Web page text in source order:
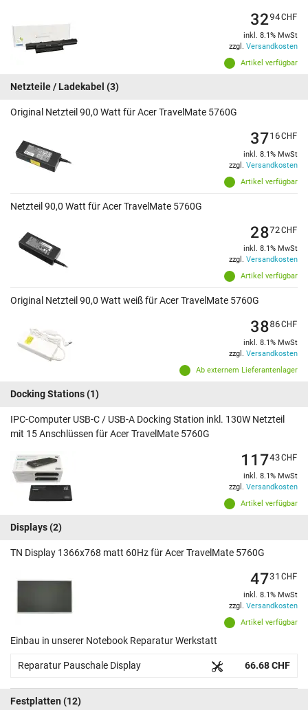
Artikel verfügbar
3294CHF
inkl. 8.1% MwSt
zzgl. Versandkosten
Netzteile / Ladekabel (3)
Original Netzteil 90,0 Watt für Acer TravelMate 5760G
Artikel verfügbar
3716CHF
inkl. 8.1% MwSt
zzgl. Versandkosten
Netzteil 90,0 Watt für Acer TravelMate 5760G
Artikel verfügbar
2872CHF
inkl. 8.1% MwSt
zzgl. Versandkosten
Original Netzteil 90,0 Watt weiß für Acer TravelMate 5760G
Ab externem Lieferantenlager
3886CHF
inkl. 8.1% MwSt
zzgl. Versandkosten
Docking Stations(1)
IPC-Computer USB-C / USB-A Docking Station inkl. 130W Netzteil
mit 15 Anschlüssen für Acer TravelMate 5760G
Artikel verfügbar
11743CHF
inkl. 8.1% MwSt
zzgl. Versandkosten
Displays(2)
TN Display 1366x768 matt 60Hz für Acer TravelMate 5760G
Artikel verfügbar
4731 CHF
inkl. 8.1% MwSt
zzgl. Versandkosten
Einbau in unserer Notebook Reparatur Werkstatt
Reparatur Pauschale Display 66.68 CHF
Festplatten (12)